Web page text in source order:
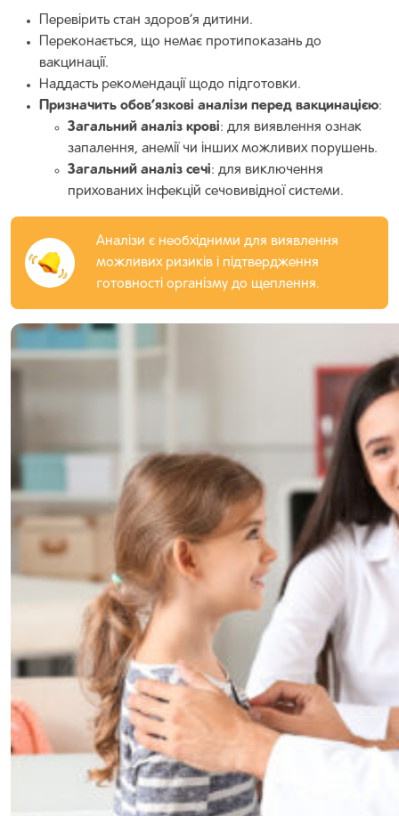
Перевірить стан здоров’я дитини.
Переконається, що немає протипоказань до
вакцинації.
Наддасть рекомендації щодо підготовки.
Призначить обов’язкові аналізи перед вакцинацією:
Загальний аналіз крові: для виявлення ознак
запалення, анемії чи інших можливих порушень.
Загальний аналіз сечі: для виключення
прихованих інфекцій сечовивідної системи.
Аналізи є необхідними для виявлення
можливих ризиків і підтвердження
готовності організму до щеплення.